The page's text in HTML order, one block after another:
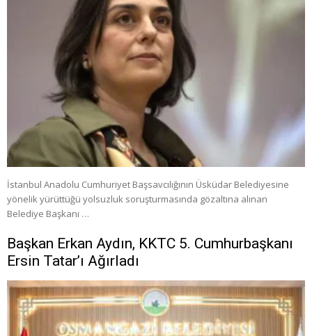
İstanbul Anadolu Cumhuriyet Başsavcılığının Üsküdar Belediyesine
yönelik yürüttüğü yolsuzluk soruşturmasında gözaltına alınan
Belediye Başkanı …
Başkan Erkan Aydın, KKTC 5. Cumhurbaşkanı
Ersin Tatar’ı Ağırladı